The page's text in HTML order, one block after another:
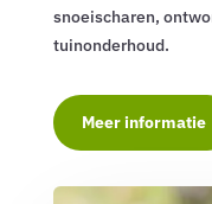
snoeischaren,
tuinonderhoud.
Meer informatie